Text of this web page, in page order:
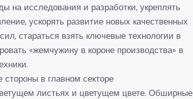
на исследования и разработки, укреплять
ускорять развитие новых качественных
стараться взять ключевые технологии в
«жемчужину в короне производства» в
в главном секторе
листьях и цветущем цвете. Обширные